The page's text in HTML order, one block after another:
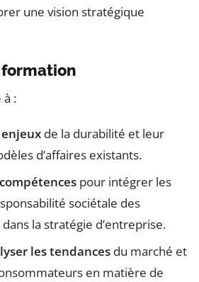
une vision stratégique
:
de la durabilité et leur
d’affaires existants.
pour intégrer les
sociétale des
la stratégie d’entreprise.
les tendances du marché et
en matière de